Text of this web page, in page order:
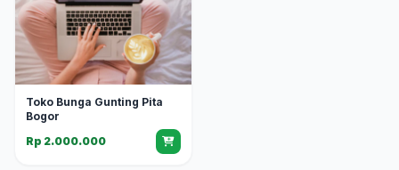
Toko Bunga Gunting Pita
Bogor
Rp 2.000.000